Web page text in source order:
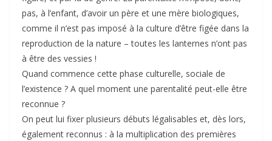
pas, à l’enfant, d’avoir un père et une mère biologiques,
comme il n’est pas imposé à la culture d’être figée dans la
reproduction de la nature – toutes les lanternes n’ont pas
à être des vessies !
Quand commence cette phase culturelle, sociale de
l’existence ? A quel moment une parentalité peut-elle être
reconnue ?
On peut lui fixer plusieurs débuts légalisables et, dès lors,
également reconnus : à la multiplication des premières